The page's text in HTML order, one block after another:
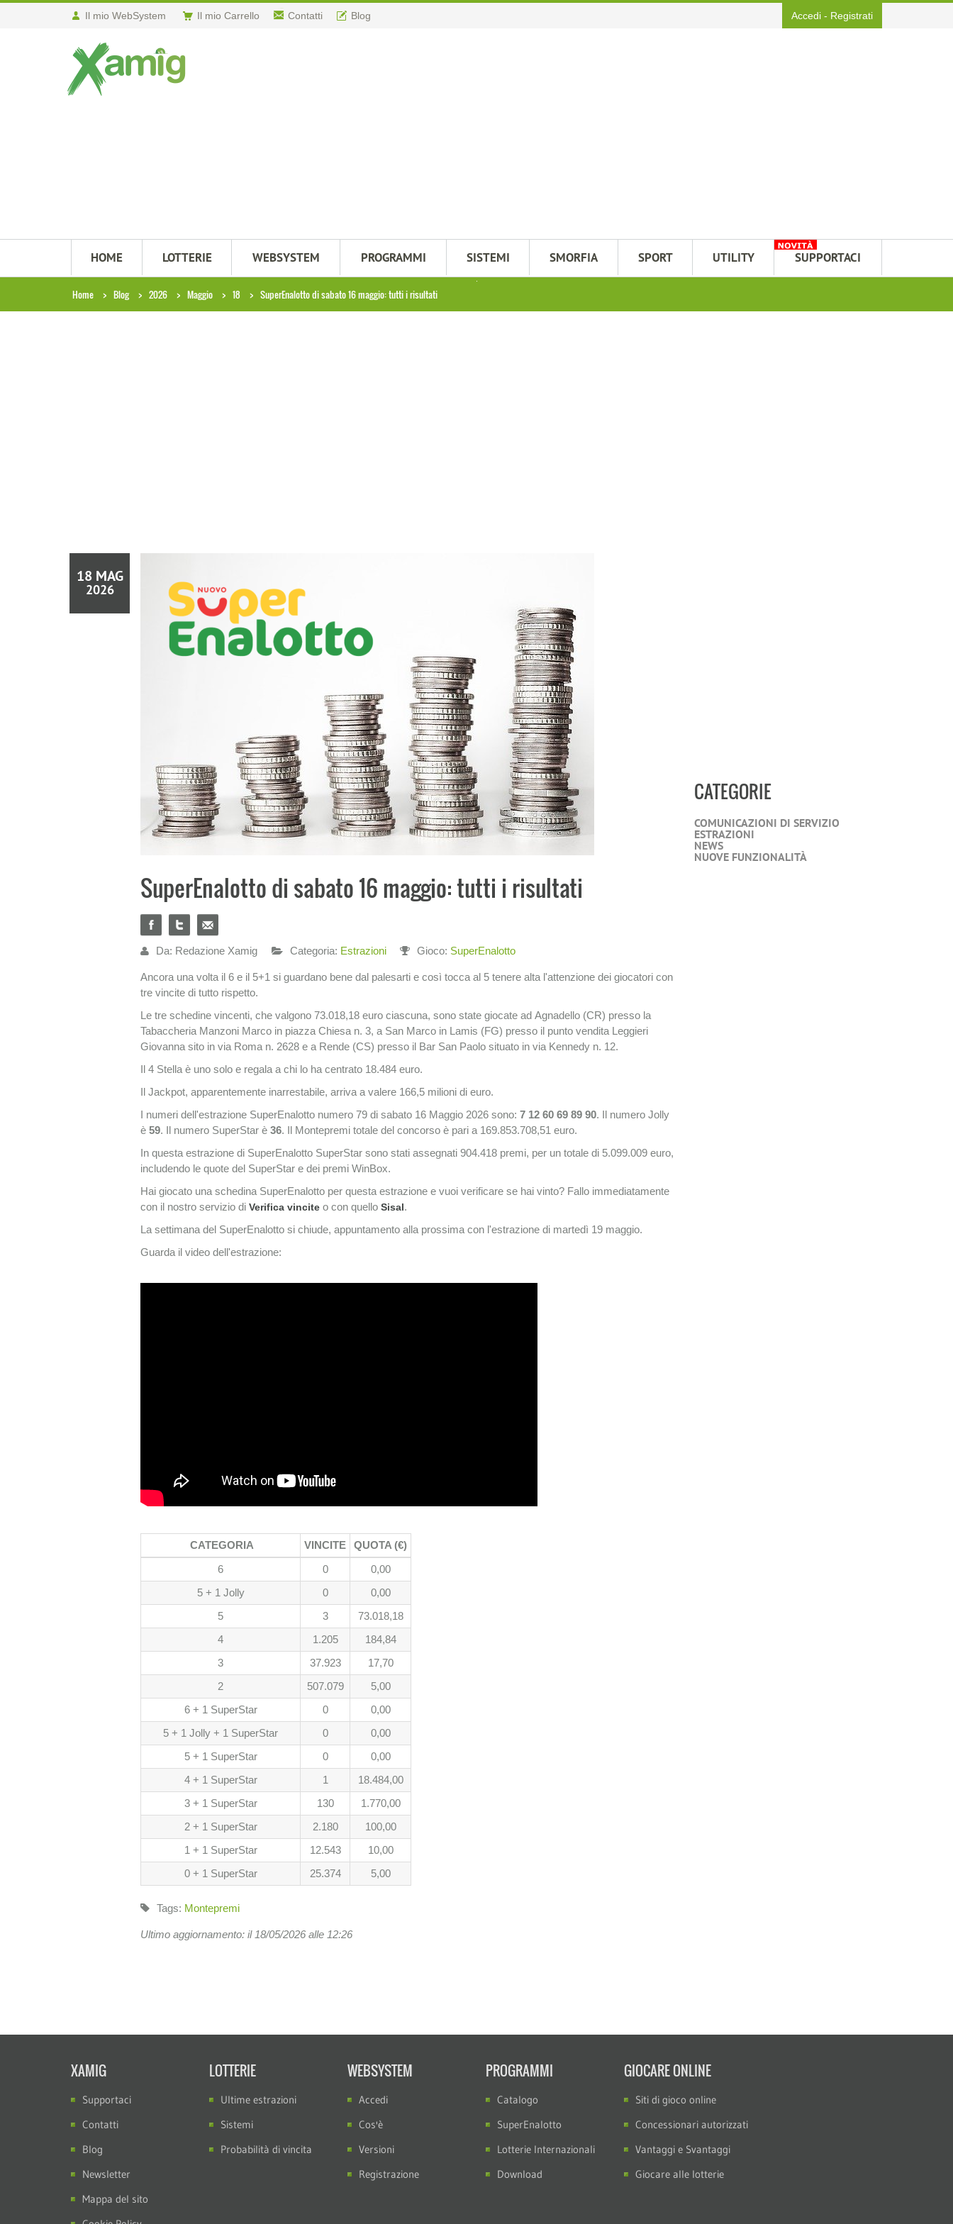
Il mio WebSystem Il mio Carrello Contatti Blog Accedi - Registrati
HOME LOTTERIE WEBSYSTEM PROGRAMMI SISTEMI SMORFIA SPORT UTILITY SUPPORTACI
Home Blog 2026 Maggio 18 SuperEnalotto di sabato 16 maggio: tutti i risultati
18 MAG
2026
SuperEnalotto di sabato 16 maggio: tutti i risultati
Da: Redazione Xamig Categoria: Estrazioni Gioco: SuperEnalotto
Ancora una volta il 6 e il 5+1 si guardano bene dal palesarti e così tocca al 5 tenere alta l'attenzione dei giocatori con
tre vincite di tutto rispetto.
Le tre schedine vincenti, che valgono 73.018,18 euro ciascuna, sono state giocate ad Agnadello (CR) presso la
Tabaccheria Manzoni Marco in piazza Chiesa n. 3, a San Marco in Lamis (FG) presso il punto vendita Leggieri
Giovanna sito in via Roma n. 2628 e a Rende (CS) presso il Bar San Paolo situato in via Kennedy n. 12.
Il 4 Stella è uno solo e regala a chi lo ha centrato 18.484 euro.
Il Jackpot, apparentemente inarrestabile, arriva a valere 166,5 milioni di euro.
I numeri dell'estrazione SuperEnalotto numero 79 di sabato 16 Maggio 2026 sono: 7 12 60 69 89 90. Il numero Jolly
è 59. Il numero SuperStar è 36. Il Montepremi totale del concorso è pari a 169.853.708,51 euro.
In questa estrazione di SuperEnalotto SuperStar sono stati assegnati 904.418 premi, per un totale di 5.099.009 euro,
includendo le quote del SuperStar e dei premi WinBox.
Hai giocato una schedina SuperEnalotto per questa estrazione e vuoi verificare se hai vinto? Fallo immediatamente
con il nostro servizio di Verifica vincite o con quello Sisal.
La settimana del SuperEnalotto si chiude, appuntamento alla prossima con l'estrazione di martedì 19 maggio.
Guarda il video dell'estrazione:
CATEGORIA VINCITE
QUOTA (€)
6
0
0,00
5 + 1 Jolly
0
0,00
5
3
73.018,18
4
1.205
184,84
3
37.923
17,70
2
507.079
5,00
6 + 1 SuperStar
0
0,00
5 + 1 Jolly + 1 SuperStar
0
0,00
5 + 1 SuperStar
0
0,00
4 + 1 SuperStar
1
18.484,00
3 + 1 SuperStar
130
1.770,00
2 + 1 SuperStar
2.180
100,00
1 + 1 SuperStar
12.543
10,00
0 + 1 SuperStar
25.374 5,00
Tags: Montepremi
Ultimo aggiornamento: il 18/05/2026 alle 12:26
CATEGORIE
COMUNICAZIONI DI SERVIZIO
ESTRAZIONI
NEWS
NUOVE FUNZIONALITÀ
XAMIG
Supportaci
Contatti
Blog
Newsletter
Mappa del sito
LOTTERIE
Ultime estrazioni
Sistemi
Probabilità di vincita
WEBSYSTEM
Accedi
Cos'è
Versioni
Registrazione
PROGRAMMI
Catalogo
SuperEnalotto
Lotterie Internazionali
Download
GIOCARE ONLINE
Siti di gioco online
Concessionari autorizzati
Vantaggi e Svantaggi
Giocare alle lotterie